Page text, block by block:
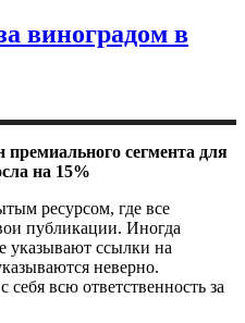
виноградом в
премиального сегмента для
на 15%
ресурсом, где все
публикации. Иногда
указывают ссылки на
неверно.
всю ответственность за